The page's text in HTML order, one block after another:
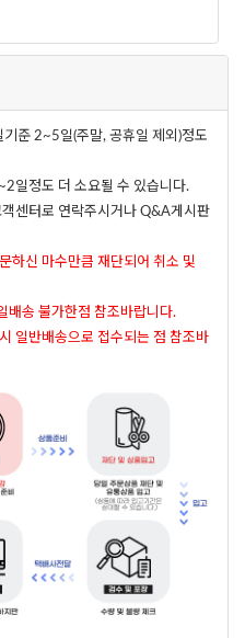
준 2~5일(주말, 공휴일 제외)정도
일정도 더 소요될 수 있습니다.
센터로 연락주시거나 Q&A게시판
하신 마수만큼 재단되어 취소 및
배송 불가한점 참조바랍니다.
일반배송으로 접수되는 점 참조바